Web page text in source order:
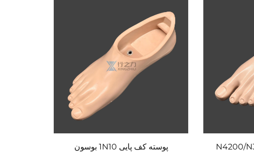
پوسته کف پایی 1N10 بوسون